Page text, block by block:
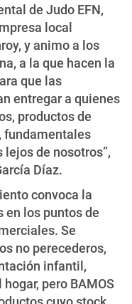
de Judo EFN,
local
y animo a los
a la que hacen la
que las
entregar a quienes
productos de
fundamentales
de nosotros”,
Díaz.
convoca la
en los puntos de
Se
no perecederos,
infantil,
pero BAMOS